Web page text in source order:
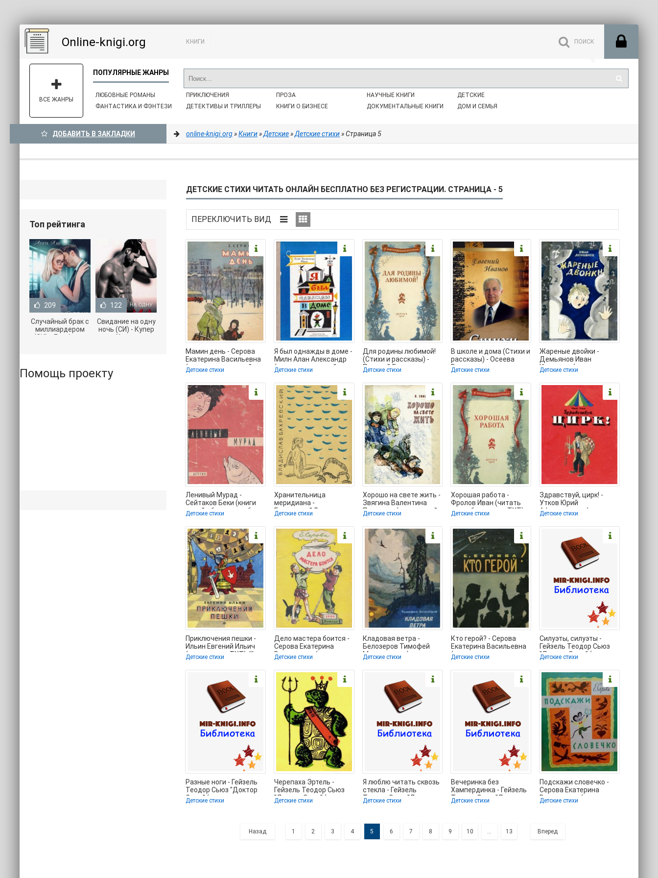
Online-knigi.org КНИГИ
ЛЮБОВНЫЕ РОМАНЫ
ФАНТАСТИКА И ФЭНТЕЗИ
ПРИКЛЮЧЕНИЯ
ДЕТЕКТИВЫ И ТРИЛЛЕРЫ
ПРОЗА
КНИГИ О БИЗНЕСЕ
НАУЧНЫЕ КНИГИ
ДОКУМЕНТАЛЬНЫЕ КНИГИ
ДЕТСКИЕ
ДОМ И СЕМЬЯ
ВСЕ ЖАНРЫ
ДОБАВИТЬ В ЗАКЛАДКИ online-knigi.org»Книги»Детские»Детские стихи» Страница 5
ДЕТСКИЕ СТИХИ ЧИТАТЬ ОНЛАЙН БЕСПЛАТНО БЕЗ РЕГИСТРАЦИИ. СТРАНИЦА - 5
Мамин день - Серова
Екатерина Васильевна
(читать книги онлайн
.TXT) 📗
Детские стихи
Я был однажды в доме -
Милн Алан Александр
(книги серии онлайн
TXT) 📗
Детские стихи
Для родины любимой!
(Стихи и рассказы) -
Полевой Борис
Николаевич (книги
онлайн
Детские стихи
В школе и дома (Стихи и
рассказы) - Осеева
Валентина
Александровна
(полные
Детские стихи
Жареные двойки -
Демьянов Иван
Иванович (читать
полностью книгу без
регистрации
Детские стихи
Ленивый Мурад -
Сейтаков Беки (книги
онлайн бесплатно без
регистрации
полностью
Детские стихи
Хранительница
меридиана -
Бахревский Владислав
Анатольевич (читать
бесплатно
Детские стихи
Хорошо на свете жить -
Звягина Валентина
Павловна (книги онлайн
без регистрации
Детские стихи
Хорошая работа -
Фролов Иван (читать
книги бесплатно TXT)
📗
Детские стихи
Здравствуй, цирк! -
Утков Юрий
Афанасьевич (читать
книги онлайн
полностью .TXT)
Детские стихи
Приключения пешки -
Ильин Евгений Ильич
(список книг .TXT) 📗
Детские стихи
Дело мастера боится -
Серова Екатерина
Васильевна (читать
книги онлайн
Детские стихи
Кладовая ветра -
Белозеров Тимофей
Максимович (читать
книги онлайн
бесплатно
Детские стихи
Кто герой? - Серова
Екатерина Васильевна
(читать книги
бесплатно полностью
без
Детские стихи
Силуэты, силуэты -
Гейзель Теодор Сьюз
"Доктор Сьюз" (читать
книги онлайн
Детские стихи
Разные ноги - Гейзель
Теодор Сьюз "Доктор
Сьюз" (читать книги
бесплатно
Детские стихи
Черепаха Эртель -
Гейзель Теодор Сьюз
"Доктор Сьюз" (книги
бесплатно TXT) 📗
Детские стихи
Я люблю читать сквозь
стекла - Гейзель
Теодор Сьюз "Доктор
Сьюз" (книги онлайн
Детские стихи
Вечеринка без
Хампердинка - Гейзель
Теодор Сьюз "Доктор
Сьюз" (полные книги
Детские стихи
Подскажи словечко -
Серова Екатерина
Васильевна (полные
книги txt) 📗
Детские стихи
Назад 1 2 3 4 5 6 7 8 9 10 ... 13 Вперед
Топ рейтинга
209
Случайный брак с
миллиардером
(СИ) - Лав Агата
122
Свидание на одну
ночь (СИ) - Купер
Хелен
Помощь проекту